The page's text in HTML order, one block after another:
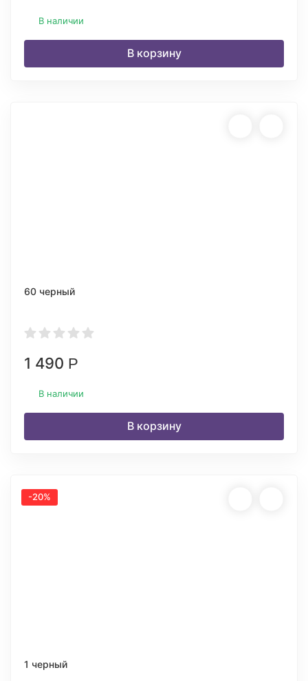
В наличии
В корзину
60 черный
1 490 Р
В наличии
В корзину
-20%
1 черный